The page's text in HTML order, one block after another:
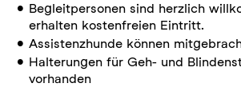
Begleitpersonen sind herzlich
erhalten kostenfreien Eintritt.
Assistenzhunde können
Halterungen für Geh- und
vorhanden